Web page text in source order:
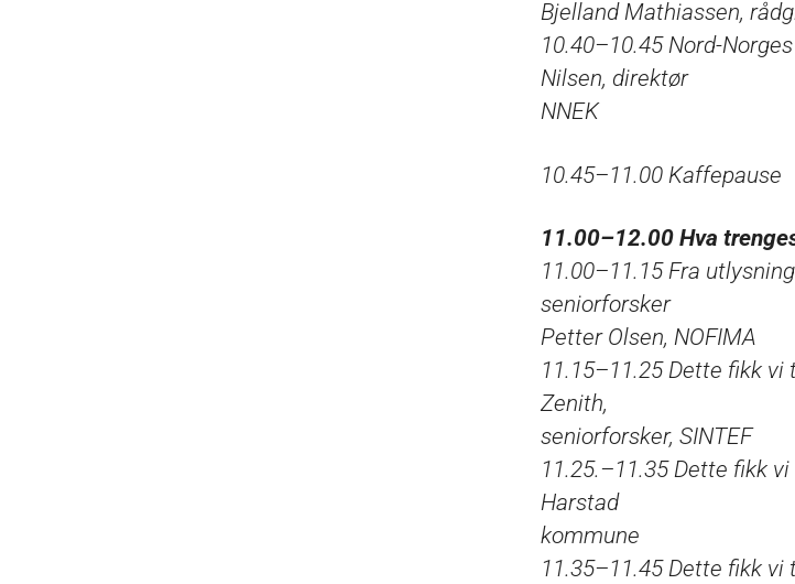
Bjelland Mathiassen,
10.40–10.45 Nord-
Nilsen, direktør
NNEK
10.45–11.00 Kaffepause
11.00–12.00 Hva
11.00–11.15 Fra
seniorforsker
Petter Olsen, NOFIMA
11.15–11.25 Dette fikk vi
Zenith,
seniorforsker, SINTEF
11.25.–11.35 Dette fikk
Harstad
kommune
11.35–11.45 Dette fikk vi